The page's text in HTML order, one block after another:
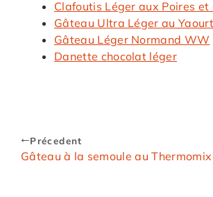
Clafoutis Léger aux Poires et
Gâteau Ultra Léger au Yaourt
Gâteau Léger Normand WW
Danette chocolat léger
Précedent
Gâteau à la semoule au Thermomix